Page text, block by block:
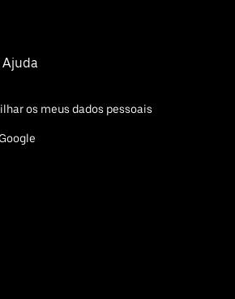
Ajuda
os meus dados pessoais